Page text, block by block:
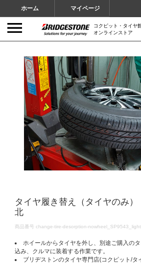
ホーム マイページ
コクピット・タイヤ
オンラインストア
タイヤ履き替え（タイヤのみ
北
DETAILS
商品番号 change-tire-desorption-
ホイールからタイヤを外し、別途ご購入の
込み、クルマに装着する作業です。
ブリヂストンのタイヤ専門店(コクピット/タ